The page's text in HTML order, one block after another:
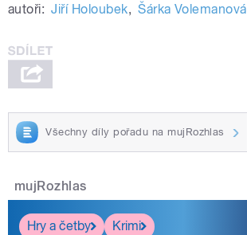
autoři: Jiří Holoubek, Šárka Volemanová
Všechny díly pořadu na mujRozhlas
mujRozhlas
Hry a četby
Krimi